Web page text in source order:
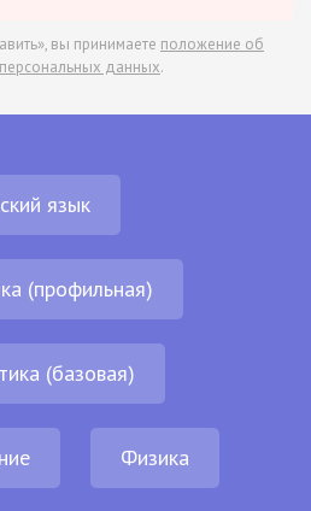
вы принимаете положение об
данных.
язык
(профильная)
(базовая)
Физика